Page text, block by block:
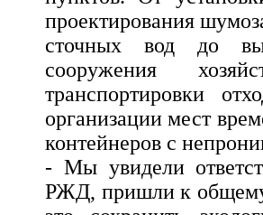
проектирования
сточных вод до
сооружения
транспортировки
организации мест
контейнеров с
- Мы увидели
РЖД, пришли к общему